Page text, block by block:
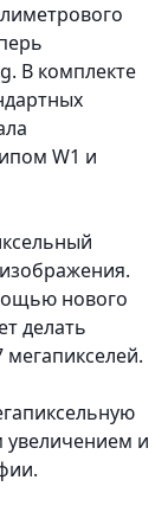
В комплекте
W1 и
нового
делать
увеличением и